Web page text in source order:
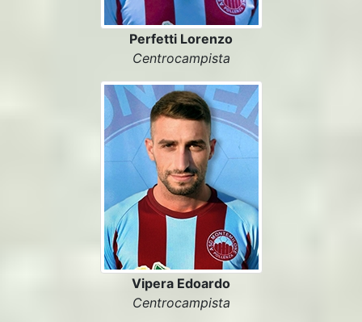
Perfetti Lorenzo
Centrocampista
Vipera Edoardo
Centrocampista